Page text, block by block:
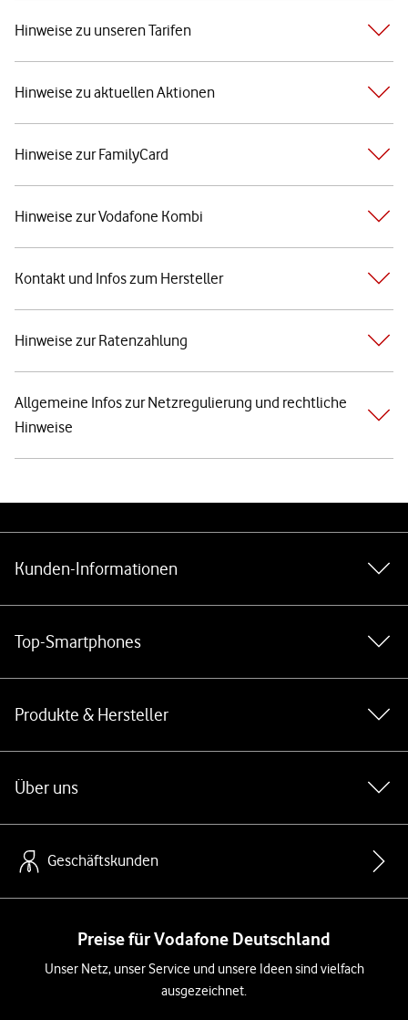
Hinweise zu unseren Tarifen
Hinweise zu aktuellen Aktionen
Hinweise zur FamilyCard
Hinweise zur Vodafone Kombi
Kontakt und Infos zum Hersteller
Hinweise zur Ratenzahlung
Allgemeine Infos zur Netzregulierung und rechtliche
Hinweise
Kunden-Informationen
Top-Smartphones
Produkte & Hersteller
Über uns
Geschäftskunden
Preise für Vodafone Deutschland
Unser Netz, unser Service und unsere Ideen sind vielfach
ausgezeichnet.